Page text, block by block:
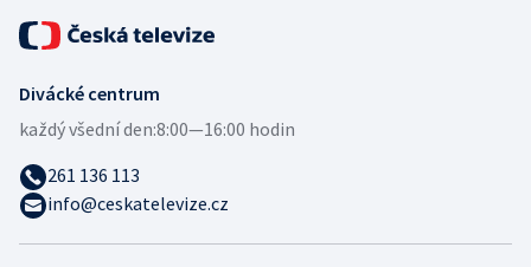
Divácké centrum
každý všední den:8:00—16:00 hodin
261 136 113
info@ceskatelevize.cz